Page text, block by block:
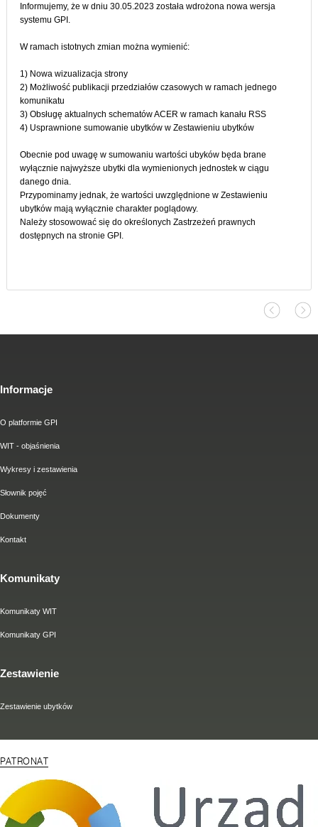
Informujemy, że w dniu 30.05.2023 została wdrożona nowa wersja
systemu GPI.
W ramach istotnych zmian można wymienić:
1) Nowa wizualizacja strony
2) Możliwość publikacji przedziałów czasowych w ramach jednego
komunikatu
3) Obsługę aktualnych schematów ACER w ramach kanału RSS
4) Usprawnione sumowanie ubytków w Zestawieniu ubytków
Obecnie pod uwagę w sumowaniu wartości ubyków będa brane
wyłącznie najwyższe ubytki dla wymienionych jednostek w ciągu
danego dnia.
Przypominamy jednak, że wartości uwzględnione w Zestawieniu
ubytków mają wyłącznie charakter poglądowy.
Należy stosowować się do określonych Zastrzeżeń prawnych
dostępnych na stronie GPI.
Informacje
O platformie GPI
WIT - objaśnienia
Wykresy i zestawienia
Słownik pojęć
Dokumenty
Kontakt
Komunikaty
Komunikaty WIT
Komunikaty GPI
Zestawienie
Zestawienie ubytków
PATRONAT